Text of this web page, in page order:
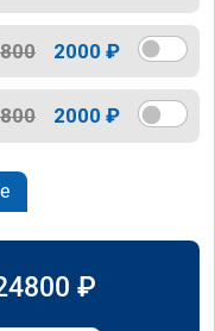
2000 ₽
2000 ₽
₽